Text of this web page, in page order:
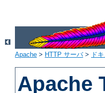
Apache > HTTP サーバ> ド
Apache